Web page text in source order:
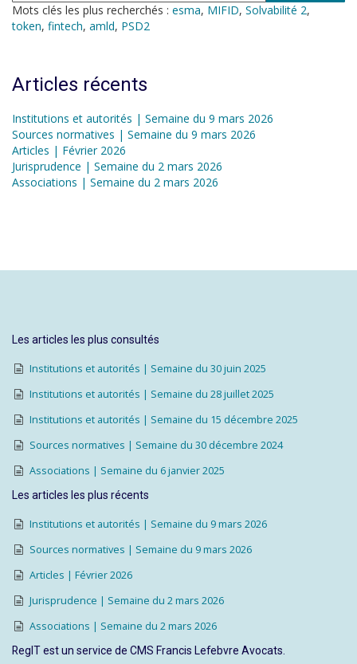
Mots clés les plus recherchés : esma, MIFID, Solvabilité 2,
token, fintech, amld, PSD2
Articles récents
Institutions et autorités | Semaine du 9 mars 2026
Sources normatives | Semaine du 9 mars 2026
Articles | Février 2026
Jurisprudence | Semaine du 2 mars 2026
Associations | Semaine du 2 mars 2026
Les articles les plus consultés
Institutions et autorités | Semaine du 30 juin 2025
Institutions et autorités | Semaine du 28 juillet 2025
Institutions et autorités | Semaine du 15 décembre 2025
Sources normatives | Semaine du 30 décembre 2024
Associations | Semaine du 6 janvier 2025
Les articles les plus récents
Institutions et autorités | Semaine du 9 mars 2026
Sources normatives | Semaine du 9 mars 2026
Articles | Février 2026
Jurisprudence | Semaine du 2 mars 2026
Associations | Semaine du 2 mars 2026
RegIT est un service de CMS Francis Lefebvre Avocats.